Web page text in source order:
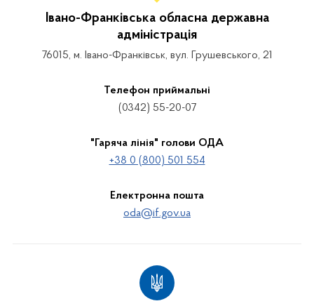
Івано-Франківська обласна державна
адміністрація
76015, м. Івано-Франківськ, вул. Грушевського, 21
Телефон приймальні
(0342) 55-20-07
"Гаряча лінія" голови ОДА
+38 0 (800) 501 554
Електронна пошта
oda@if.gov.ua